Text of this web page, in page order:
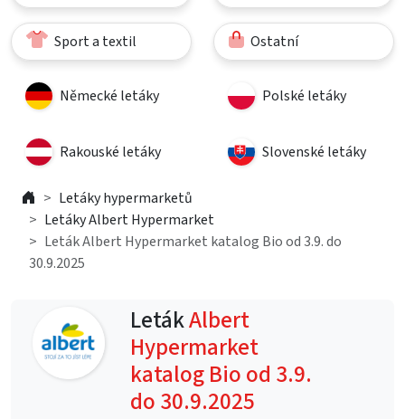
Sport a textil Ostatní
Německé letáky Polské letáky
Rakouské letáky Slovenské letáky
Letáky hypermarketů
Letáky Albert Hypermarket
Leták Albert Hypermarket katalog Bio od 3.9. do
30.9.2025
LetákAlbert
Hypermarket
katalog Bio od 3.9.
do 30.9.2025